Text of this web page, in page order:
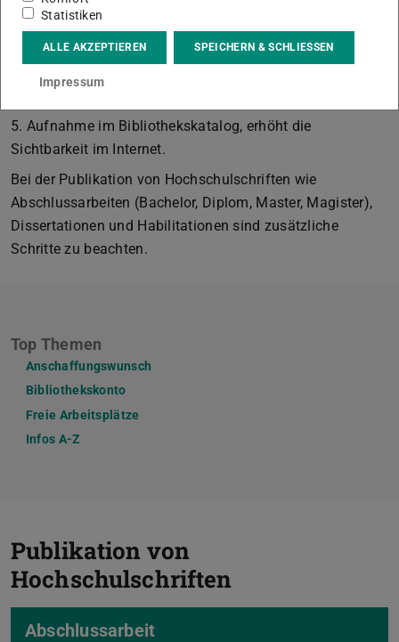
Metadaten eingeben.
Vertrag über die Veröffentlichung digitaler
Dokumente auf TUprintsübermitteln.
5. Aufnahme im Bibliothekskatalog, erhöht die
Sichtbarkeit im Internet.
Bei der Publikation von Hochschulschriften wie
Abschlussarbeiten (Bachelor, Diplom, Master, Magister),
Dissertationen und Habilitationen sind zusätzliche
Schritte zu beachten.
Top Themen
Anschaffungswunsch
Bibliothekskonto
Freie Arbeitsplätze
Infos A-Z
Publikation von
Hochschulschriften
Abschlussarbeit
Statistiken
ALLE AKZEPTIEREN SPEICHERN & SCHLIESSEN
Impressum